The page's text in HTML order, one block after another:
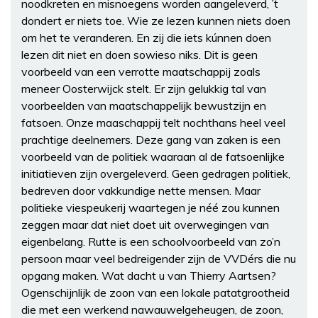
noodkreten en misnoegens worden aangeleverd, ’t
dondert er niets toe. Wie ze lezen kunnen niets doen
om het te veranderen. En zij die iets kúnnen doen
lezen dit niet en doen sowieso niks. Dit is geen
voorbeeld van een verrotte maatschappij zoals
meneer Oosterwijck stelt. Er zijn gelukkig tal van
voorbeelden van maatschappelijk bewustzijn en
fatsoen. Onze maaschappij telt nochthans heel veel
prachtige deelnemers. Deze gang van zaken is een
voorbeeld van de politiek waaraan al de fatsoenlijke
initiatieven zijn overgeleverd. Geen gedragen politiek,
bedreven door vakkundige nette mensen. Maar
politieke viespeukerij waartegen je néé zou kunnen
zeggen maar dat niet doet uit overwegingen van
eigenbelang. Rutte is een schoolvoorbeeld van zo’n
persoon maar veel bedreigender zijn de VVDérs die nu
opgang maken. Wat dacht u van Thierry Aartsen?
Ogenschijnlijk de zoon van een lokale patatgrootheid
die met een werkend nawauwelgeheugen, de zoon,